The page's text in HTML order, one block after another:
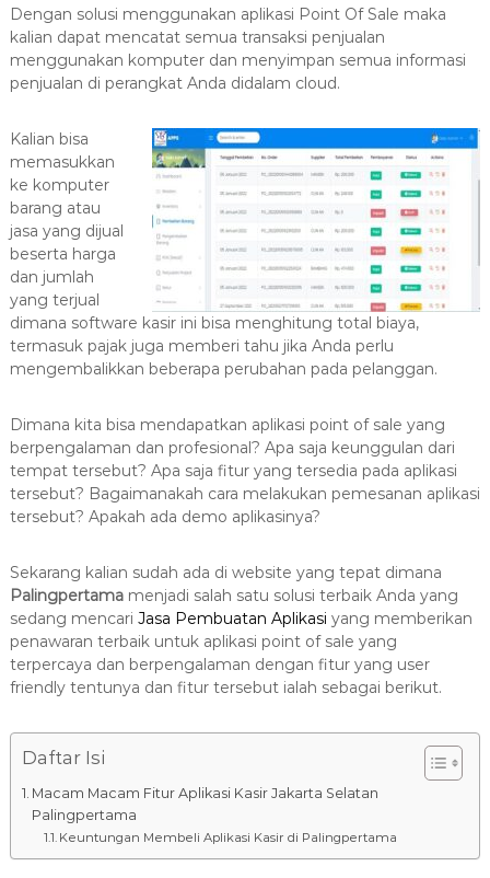
l
i
k
s
i
T
e
r
b
a
i
k
H
b
0
8
1
2
8
7
7
9
-
6
6
Dengan solusi menggunakan aplikasi Point Of Sale maka
kalian dapat mencatat semua transaksi penjualan
menggunakan komputer dan menyimpan semua informasi
penjualan di perangkat Anda didalam cloud.
Kalian bisa
memasukkan
ke komputer
barang atau
jasa yang dijual
beserta harga
dan jumlah
yang terjual
dimana software kasir ini bisa menghitung total biaya,
termasuk pajak juga memberi tahu jika Anda perlu
mengembalikkan beberapa perubahan pada pelanggan.
Dimana kita bisa mendapatkan aplikasi point of sale yang
berpengalaman dan profesional? Apa saja keunggulan dari
tempat tersebut? Apa saja fitur yang tersedia pada aplikasi
tersebut? Bagaimanakah cara melakukan pemesanan aplikasi
tersebut? Apakah ada demo aplikasinya?
Sekarang kalian sudah ada di website yang tepat dimana
Palingpertamamenjadi salah satu solusi terbaik Anda yang
sedang mencari Jasa Pembuatan Aplikasi yang memberikan
penawaran terbaik untuk aplikasi point of sale yang
terpercaya dan berpengalaman dengan fitur yang user
friendly tentunya dan fitur tersebut ialah sebagai berikut.
Daftar Isi
Macam Macam Fitur Aplikasi Kasir Jakarta Selatan
Palingpertama
Keuntungan Membeli Aplikasi Kasir di Palingpertama